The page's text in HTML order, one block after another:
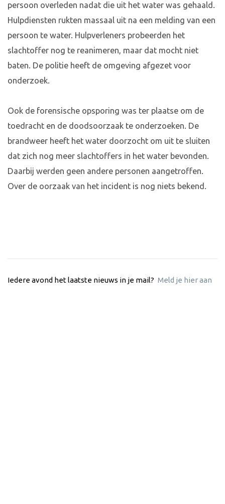
persoon overleden nadat die uit het water was gehaald.
Hulpdiensten rukten massaal uit na een melding van een
persoon te water. Hulpverleners probeerden het
slachtoffer nog te reanimeren, maar dat mocht niet
baten. De politie heeft de omgeving afgezet voor
onderzoek.
Ook de forensische opsporing was ter plaatse om de
toedracht en de doodsoorzaak te onderzoeken. De
brandweer heeft het water doorzocht om uit te sluiten
dat zich nog meer slachtoffers in het water bevonden.
Daarbij werden geen andere personen aangetroffen.
Over de oorzaak van het incident is nog niets bekend.
Iedere avond het laatste nieuws in je mail? Meld je hier aan